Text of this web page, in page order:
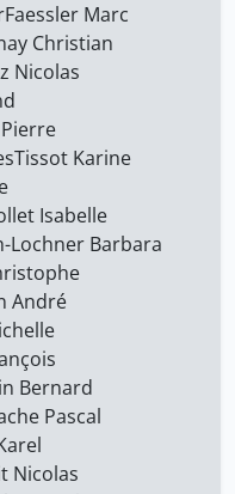
Faessler Marc
Christian
Nicolas
Tissot Karine
Isabelle
Lochner Barbara
André
Bernard
Pascal
Nicolas